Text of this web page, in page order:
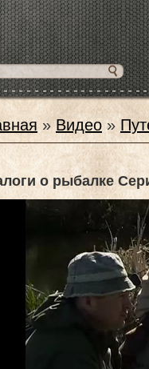
»Видео »
о рыбалке